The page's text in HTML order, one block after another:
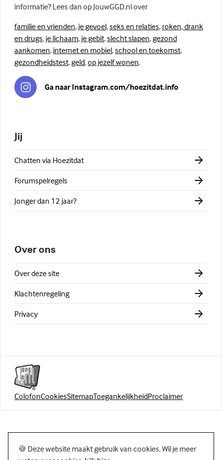
informatie? Lees dan op JouwGGD.nl over
familie en vrienden, je gevoel,seks en relaties, roken, drank
en drugs, je lichaam, je gebit,slecht slapen, gezond
aankomen, internet en mobiel,school en toekomst,
gezondheidstest, geld,op jezelf wonen.
Ga naar Instagram.com/hoezitdat.info
Jij
Chatten via Hoezitdat
Forumspelregels
Jonger dan 12 jaar?
Over ons
Over deze site
Klachtenregeling
Privacy
ColofonCookiesSitemapToegankelijkheidProclaimer
🍪 Deze website maakt gebruik van cookies. Wil je meer